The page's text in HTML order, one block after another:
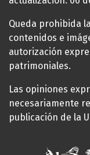
Queda prohibida
contenidos e
autorización
patrimoniales.
Las opiniones
necesariamente
publicación de la